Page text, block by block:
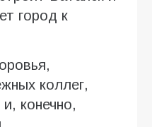
город к
коллег,
конечно,